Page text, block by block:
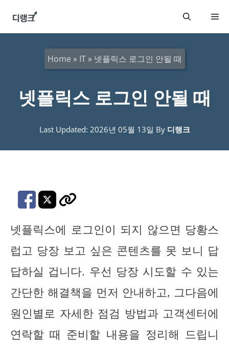
메
Home » IT» 넷플릭스 로그인 안될 때
넷플릭스 로그인 안될 때
Last Updated: 2026년 05월 13일 By 디랭크
넷플릭스에 로그인이 되지 않으면 당황스
럽고 당장 보고 싶은 콘텐츠를 못 보니 답
답하실 겁니다. 우선 당장 시도할 수 있는
간단한 해결책을 먼저 안내하고, 그다음에
원인별로 자세한 점검 방법과 고객센터에
연락할 때 준비할 내용을 정리해 드립니